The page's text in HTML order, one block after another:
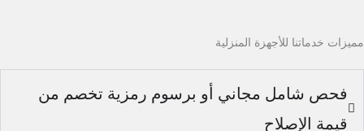
مميزات خدماتنا للأجهزة المنزلية
فحص شامل مجاني أو برسوم رمزية تخصم من
قيمة الإصلاح